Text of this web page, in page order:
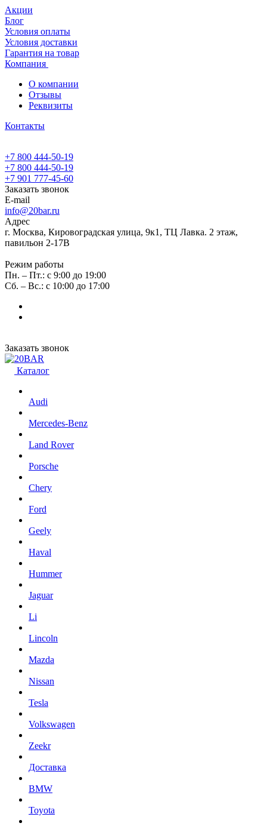
Акции
Блог
Условия оплаты
Условия доставки
Гарантия на товар
Компания
О компании
Отзывы
Реквизиты
Контакты
+7 800 444-50-19
+7 800 444-50-19
+7 901 777-45-60
Заказать звонок
E-mail
info@20bar.ru
Адрес
г. Москва, Кировоградская улица, 9к1, ТЦ Лавка. 2 этаж,
павильон 2-17В
Режим работы
Пн. – Пт.: с 9:00 до 19:00
Сб. – Вс.: с 10:00 до 17:00
Заказать звонок
Каталог
Audi
Mercedes-Benz
Land Rover
Porsche
Chery
Ford
Geely
Haval
Hummer
Jaguar
Li
Lincoln
Mazda
Nissan
Tesla
Volkswagen
Zeekr
Доставка
BMW
Toyota